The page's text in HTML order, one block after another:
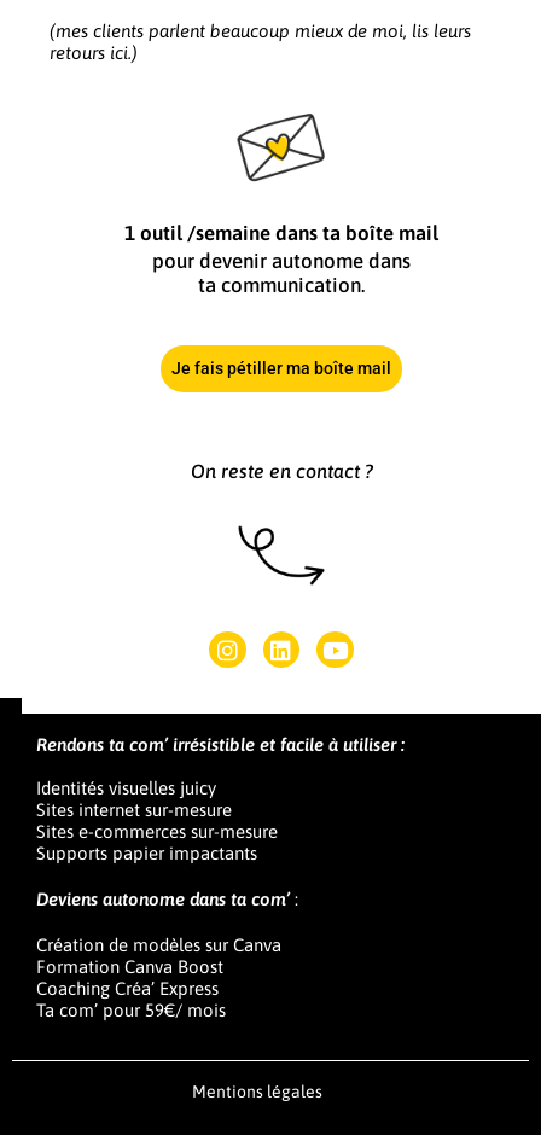
(mes clients parlent beaucoup mieux de moi, lis leurs
retours ici.)
1 outil /semaine dans ta boîte mail
pour devenir autonome dans
ta communication.
Je fais pétiller ma boîte mail
On reste en contact ?
Rendons ta com’ irrésistible et facile à utiliser :
Identités visuelles juicy
Sites internet sur-mesure
Sites e-commerces sur-mesure
Supports papier impactants
Deviens autonome dans ta com’:
Création de modèles sur Canva
Formation Canva Boost
Coaching Créa’ Express
Ta com’ pour 59€/ mois
Mentions légales